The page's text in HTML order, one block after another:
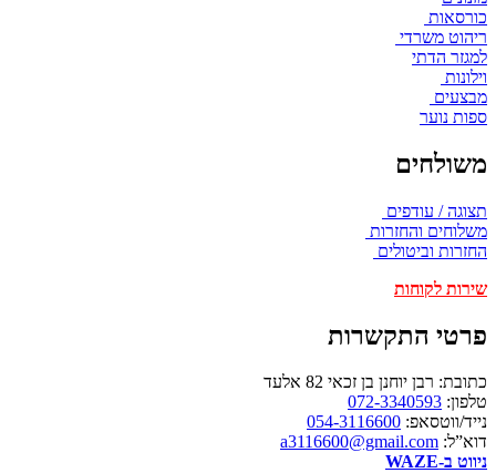
כורסאות
ריהוט משרדי
למגזר הדתי
וילונות
מבצעים
ספות נוער
משולחים
תצוגה / עודפים
משלוחים והחזרות
החזרות וביטולים
שירות לקוחות
פרטי התקשרות
כתובת: רבן יוחנן בן זכאי 82 אלעד
טלפון: 072-3340593
נייד/ווטסאפ: 054-3116600
דוא”ל: a3116600@gmail.com
ניווט ב-WAZE